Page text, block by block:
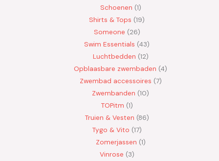
Schoenen 1
Shirts & Tops 19
Someone 26
Swim Essentials 43
Luchtbedden 12
Opblaasbare zwembaden 4
Zwembad accessoires 7
Zwembanden 10
TOPitm 1
Truien & Vesten 86
Tygo & Vito 17
Zomerjassen 1
Vinrose 3